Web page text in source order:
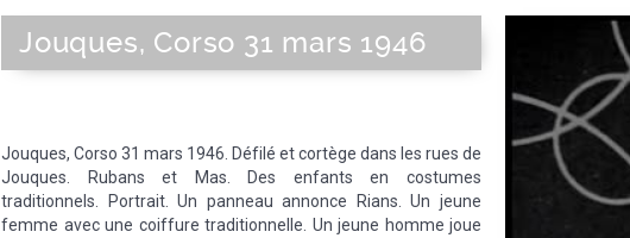
Jouques, Corso 31 mars 1946
Jouques, Corso 31 mars 1946. Défilé et cortège dans les rues de
Jouques. Rubans et Mas. Des enfants en costumes
traditionnels. Portrait. Un panneau annonce Rians. Un jeune
femme avec une coiffure traditionnelle. Un jeune homme joue